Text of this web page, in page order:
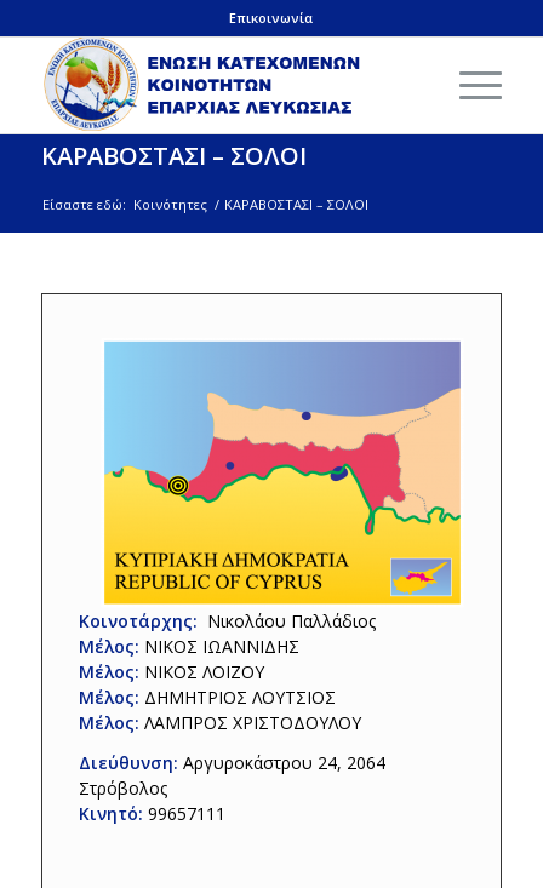
Επικοινωνία
ΚΑΡΑΒΟΣΤΑΣΙ – ΣΟΛΟΙ
Είσαστε εδώ: Κοινότητες / ΚΑΡΑΒΟΣΤΑΣΙ – ΣΟΛΟΙ
Κοινοτάρχης: Νικολάου Παλλάδιος
Μέλος: ΝΙΚΟΣ ΙΩΑΝΝΙΔΗΣ
Μέλος: ΝΙΚΟΣ ΛΟΙΖΟΥ
Μέλος: ΔΗΜΗΤΡΙΟΣ ΛΟΥΤΣΙΟΣ
Μέλος: ΛΑΜΠΡΟΣ ΧΡΙΣΤΟΔΟΥΛΟΥ
Διεύθυνση: Αργυροκάστρου 24, 2064
Στρόβολος
Κινητό: 99657111